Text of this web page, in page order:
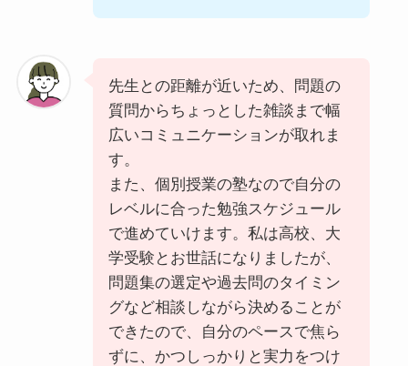
先生との距離が近いため、問題の
質問からちょっとした雑談まで幅
広いコミュニケーションが取れま
す。
また、個別授業の塾なので自分の
レベルに合った勉強スケジュール
で進めていけます。私は高校、大
学受験とお世話になりましたが、
問題集の選定や過去問のタイミン
グなど相談しながら決めることが
できたので、自分のペースで焦ら
ずに、かつしっかりと実力をつけ